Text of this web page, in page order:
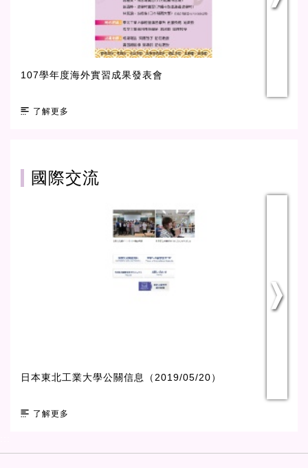
107學年度海外實習成果發表會
了解更多
國際交流
日本東北工業大學公關信息（2019/05/20）
了解更多